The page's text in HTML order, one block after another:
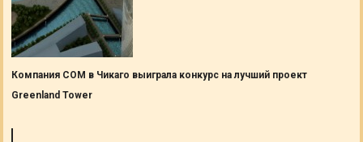
Компания СОМ в Чикаго выиграла конкурс на лучший проект
Greenland Tower